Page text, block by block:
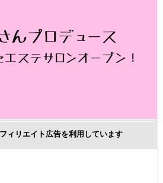
ィリエイト広告を利用しています